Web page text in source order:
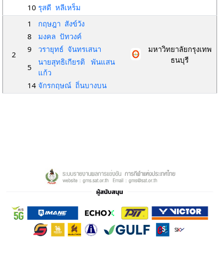
10 รุสดี หลีเหร็ม
2
1
กฤษฎา สังข์วัง
8
มงคล ปัทวงค์
9
วรายุทธ์ จันทรเสนา
5
นายสุทธิเกียรติ พันแสน
แก้ว
14 จักรกฤษณ์ ถิ่นบางบน
มหาวิทยาลัยกรุงเทพ
ธนบุรี